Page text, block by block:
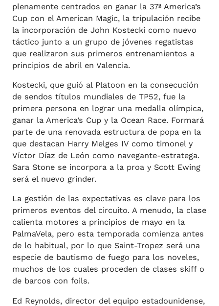
plenamente centrados en ganar la 37ª America’s
Cup con el American Magic, la tripulación recibe
la incorporación de John Kostecki como nuevo
táctico junto a un grupo de jóvenes regatistas
que realizaron sus primeros entrenamientos a
principios de abril en Valencia.
Kostecki, que guió al Platoon en la consecución
de sendos títulos mundiales de TP52, fue la
primera persona en lograr una medalla olímpica,
ganar la America’s Cup y la Ocean Race. Formará
parte de una renovada estructura de popa en la
que destacan Harry Melges IV como timonel y
Víctor Díaz de León como navegante-estratega.
Sara Stone se incorpora a la proa y Scott Ewing
será el nuevo grinder.
La gestión de las expectativas es clave para los
primeros eventos del circuito. A menudo, la clase
calienta motores a principios de mayo en la
PalmaVela, pero esta temporada comienza antes
de lo habitual, por lo que Saint-Tropez será una
especie de bautismo de fuego para los noveles,
muchos de los cuales proceden de clases skiff o
de barcos con foils.
Ed Reynolds, director del equipo estadounidense,